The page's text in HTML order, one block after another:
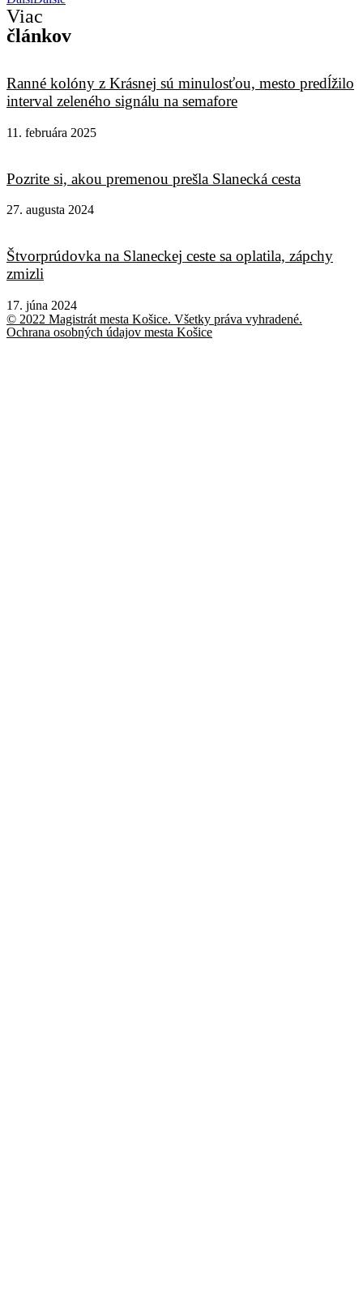
Viac
článkov
Ranné kolóny z Krásnej sú minulosťou, mesto predĺžilo
interval zeleného signálu na semafore
11. februára 2025
Pozrite si, akou premenou prešla Slanecká cesta
27. augusta 2024
Štvorprúdovka na Slaneckej ceste sa oplatila, zápchy
zmizli
17. júna 2024
© 2022 Magistrát mesta Košice. Všetky práva vyhradené.
Ochrana osobných údajov mesta Košice